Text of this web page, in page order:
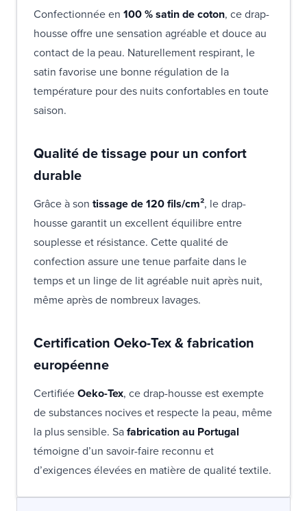
Confectionnée en 100 % satin de coton, ce drap-
housse offre une sensation agréable et douce au
contact de la peau. Naturellement respirant, le
satin favorise une bonne régulation de la
température pour des nuits confortables en toute
saison.
Qualité de tissage pour un confort
durable
Grâce à son tissage de 120 fils/cm², le drap-
housse garantit un excellent équilibre entre
souplesse et résistance. Cette qualité de
confection assure une tenue parfaite dans le
temps et un linge de lit agréable nuit après nuit,
même après de nombreux lavages.
Certification Oeko-Tex & fabrication
européenne
CertifiéeOeko-Tex, ce drap-housse est exempte
de substances nocives et respecte la peau, même
la plus sensible. Safabrication au Portugal
témoigne d’un savoir-faire reconnu et
d’exigences élevées en matière de qualité textile.